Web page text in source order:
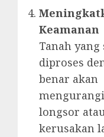
Keamanan
Tanah yang
diproses
benar akan
longsor
kerusakan